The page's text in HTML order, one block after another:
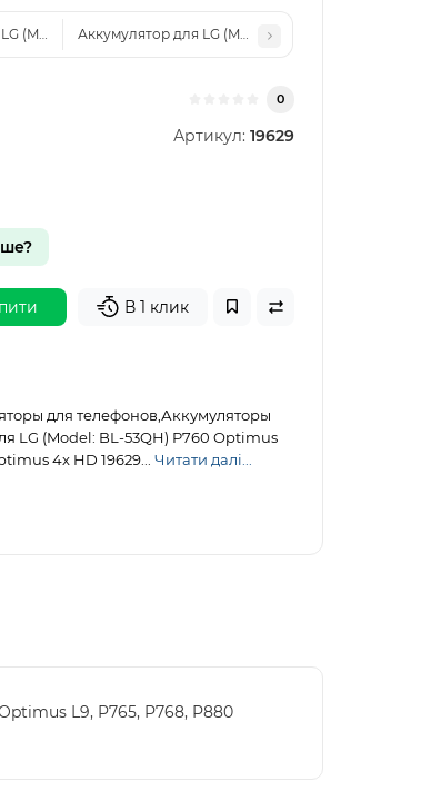
(Model: BL-44JH) L7 P700, P705
Аккумулятор для LG (Model: BL-T14) V490, V495, G
0
Артикул: 19629
В 1 клик
для телефонов,Аккумуляторы
LG (Model: BL-53QH) P760 Optimus
4x HD 19629... Читати далі...
L9, P765, P768, P880